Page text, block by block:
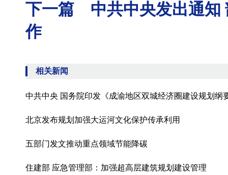
下一篇 中共中央发出通知
作
相关新闻
中共中央 国务院印发《成渝地区双城经济圈建设规划纲
北京发布规划加强大运河文化保护传承利用
五部门发文推动重点领域节能降碳
住建部 应急管理部：加强超高层建筑规划建设管理